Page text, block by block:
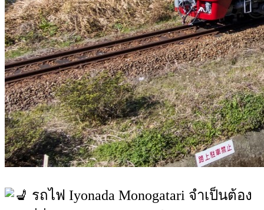
รถไฟ Iyonada Monogatari จำเป็นต้อง